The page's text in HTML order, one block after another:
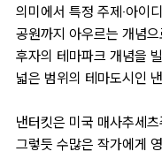
의미에서 특정 주제‧아이
공원까지 아우르는 개념
후자의 테마파크 개념을
넓은 범위의 테마도시인
낸터킷은 미국 매사추세
그렇듯 수많은 작가에게